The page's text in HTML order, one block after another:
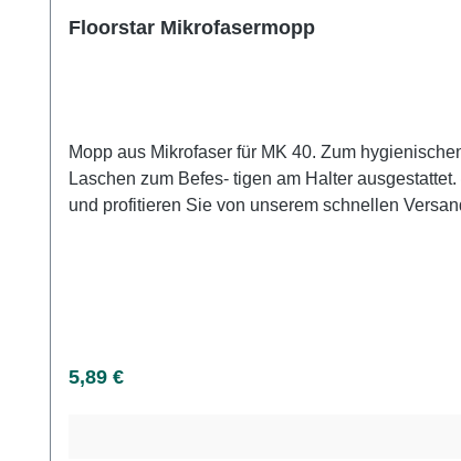
Floorstar Mikrofasermopp
Mopp aus Mikrofaser für MK 40. Zum
Laschen zum Befes- tigen am Halter
und profitieren Sie von unserem schnellen
Regulärer Preis:
5,89 €